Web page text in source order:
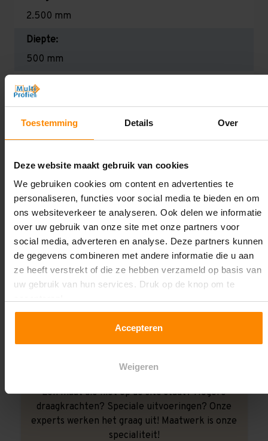
Toestemming Details Over
Deze website maakt gebruik van cookies
We gebruiken cookies om content en advertenties te
personaliseren, functies voor social media te bieden en om
ons websiteverkeer te analyseren. Ook delen we informatie
over uw gebruik van onze site met onze partners voor
social media, adverteren en analyse. Deze partners kunnen
de gegevens combineren met andere informatie die u aan
ze heeft verstrekt of die ze hebben verzameld op basis van
uw gebruik van hun services. Druk op de knop om te
Accepteren
Weigeren
2.500 mm
Diepte:
500 mm
Lengte:
Liggerlengte:
Aantal niveaus:
3
Draagkracht:
Licht (130 kg per legbord)
Oplossing op maat nodig?
Een maat die niet op de site staat? Hogere
draagkrachten? Speciale uitvoeringen? Onze
experts werken het graag uit! Maatwerk is onze
specialiteit!